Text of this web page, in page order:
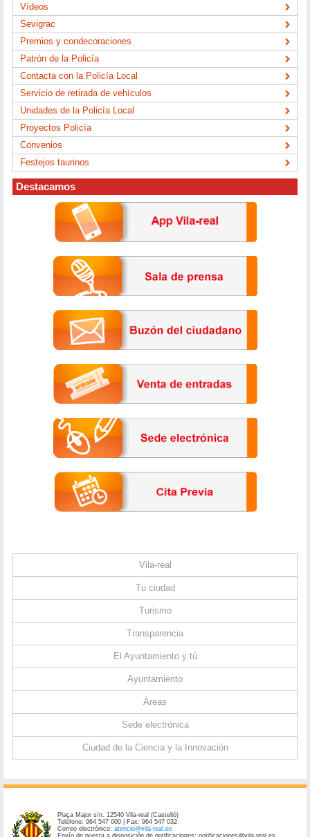
Vídeos
Sevigrac
Premios y condecoraciones
Patrón de la Policía
Contacta con la Policía Local
Servicio de retirada de vehículos
Unidades de la Policía Local
Proyectos Policía
Convenios
Festejos taurinos
Destacamos
Vila-real
Tu ciudad
Turismo
Transparencia
El Ayuntamiento y tú
Ayuntamiento
Áreas
Sede electrónica
Ciudad de la Ciencia y la Innovación
Plaça Major s/n. 12540 Vila-real (Castelló)
Teléfono: 964 547 000 | Fax: 964 547 032
Correo electrónico:atencio@vila-real.es
Envío de puesta a disposición de notificaciones: notificaciones@vila-real.es